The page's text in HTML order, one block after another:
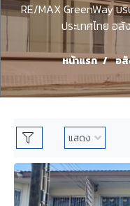
RE/MAX GreenWay
ประเทศไทย อ
หน้าแรก อสั